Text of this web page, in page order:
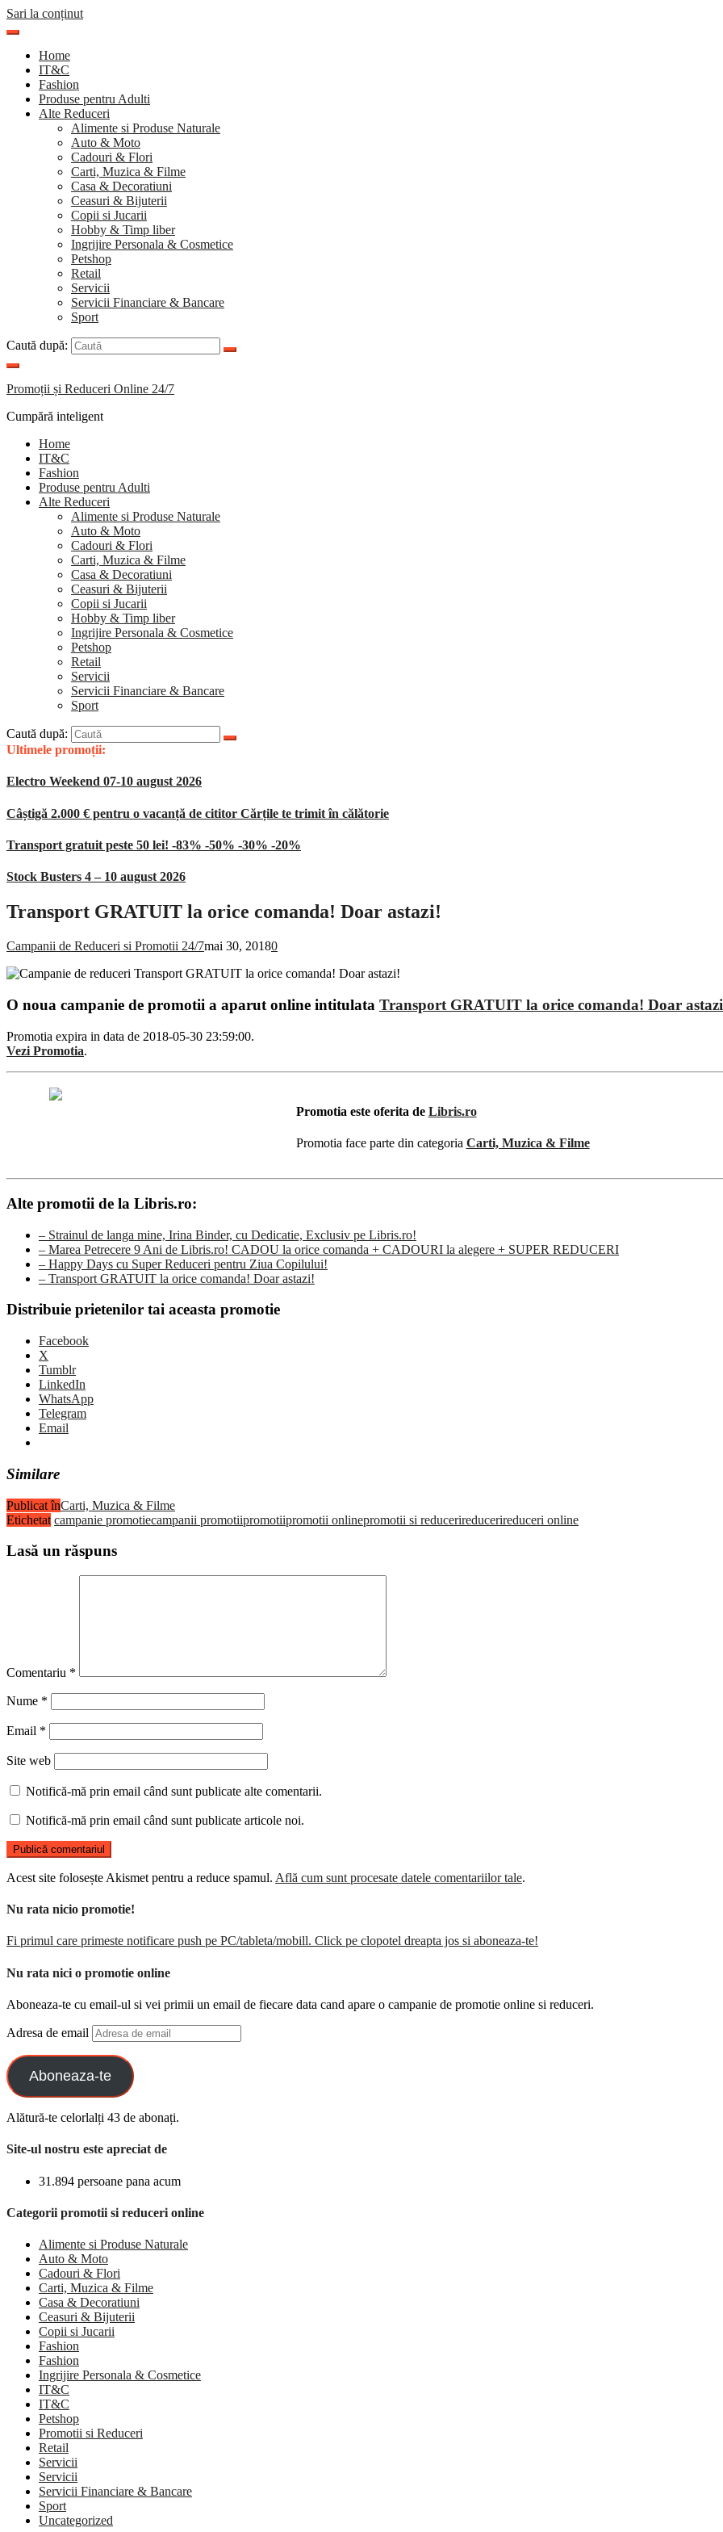
Sari la conținut
Home
IT&C
Fashion
Produse pentru Adulti
Alte Reduceri
Alimente si Produse Naturale
Auto & Moto
Cadouri & Flori
Carti, Muzica & Filme
Casa & Decoratiuni
Ceasuri & Bijuterii
Copii si Jucarii
Hobby & Timp liber
Ingrijire Personala & Cosmetice
Petshop
Retail
Servicii
Servicii Financiare & Bancare
Sport
Caută după:
Promoții și Reduceri Online 24/7
Cumpără inteligent
Home
IT&C
Fashion
Produse pentru Adulti
Alte Reduceri
Alimente si Produse Naturale
Auto & Moto
Cadouri & Flori
Carti, Muzica & Filme
Casa & Decoratiuni
Ceasuri & Bijuterii
Copii si Jucarii
Hobby & Timp liber
Ingrijire Personala & Cosmetice
Petshop
Retail
Servicii
Servicii Financiare & Bancare
Sport
Caută după:
Ultimele promoții:
Electro Weekend 07-10 august 2026
Câștigă 2.000 € pentru o vacanță de cititor Cărțile te trimit în călătorie
Transport gratuit peste 50 lei! -83% -50% -30% -20%
Stock Busters 4 – 10 august 2026
Transport GRATUIT la orice comanda! Doar astazi!
Campanii de Reduceri si Promotii 24/7mai 30, 20180
O noua campanie de promotii a aparut online intitulata Transport GRATUIT la orice comanda! Doar
Promotia expira in data de 2018-05-30 23:59:00.
Vezi Promotia.
Promotia este oferita de Libris.ro
Promotia face parte din categoria Carti, Muzica & Filme
Alte promotii de la Libris.ro:
– Strainul de langa mine, Irina Binder, cu Dedicatie, Exclusiv pe Libris.ro!
– Marea Petrecere 9 Ani de Libris.ro! CADOU la orice comanda + CADOURI la alegere + SUPER REDUCERI
– Happy Days cu Super Reduceri pentru Ziua Copilului!
– Transport GRATUIT la orice comanda! Doar astazi!
Distribuie prietenilor tai aceasta promotie
Facebook
X
Tumblr
LinkedIn
WhatsApp
Telegram
Email
Similare
Publicat înCarti, Muzica & Filme
Etichetat campanie promotiecampanii promotiipromotiipromotii onlinepromotii si reducerireducerireduceri online
Lasă un răspuns
Comentariu *
Nume *
Email *
Site web
Notifică-mă prin email când sunt publicate alte comentarii.
Notifică-mă prin email când sunt publicate articole noi.
Acest site folosește Akismet pentru a reduce spamul. Află cum sunt procesate datele comentariilor tale.
Nu rata nicio promotie!
Fi primul care primeste notificare push pe PC/tableta/mobill. Click pe clopotel dreapta jos si aboneaza-te!
Nu rata nici o promotie online
Aboneaza-te cu email-ul si vei primii un email de fiecare data cand apare o campanie de promotie online si reduceri.
Adresa de email
Aboneaza-te
Alătură-te celorlalți 43 de abonați.
Site-ul nostru este apreciat de
31.894 persoane pana acum
Categorii promotii si reduceri online
Alimente si Produse Naturale
Auto & Moto
Cadouri & Flori
Carti, Muzica & Filme
Casa & Decoratiuni
Ceasuri & Bijuterii
Copii si Jucarii
Fashion
Fashion
Ingrijire Personala & Cosmetice
IT&C
IT&C
Petshop
Promotii si Reduceri
Retail
Servicii
Servicii
Servicii Financiare & Bancare
Sport
Uncategorized